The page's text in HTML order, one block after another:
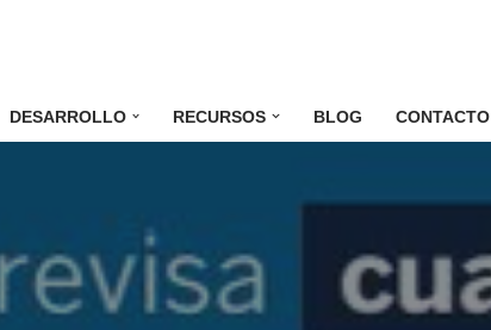
DESARROLLO RECURSOS BLOG CONTACTO